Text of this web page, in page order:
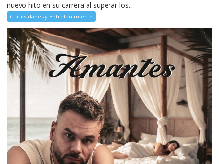
nuevo hito en su carrera al superar los...
Curiosidades y Entretenimiento